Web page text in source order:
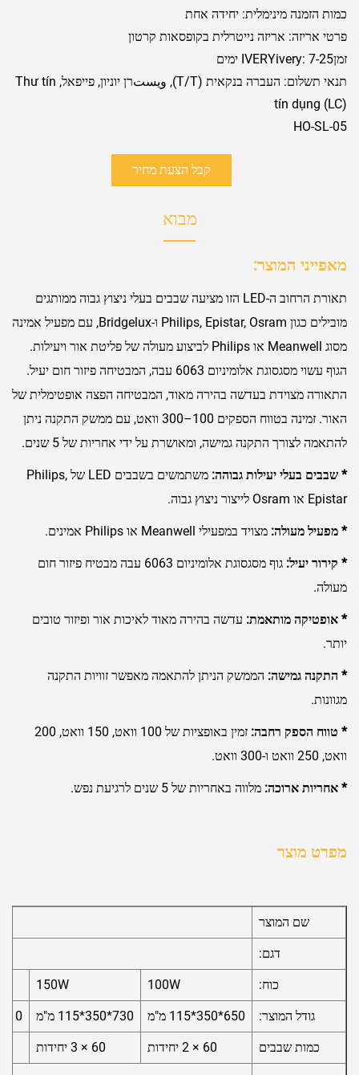
כמות הזמנה מינימלית: יחידה אחת
פרטי אריזה: אריזה נייטרלית בקופסאות קרטון
זמןIVERYivery: 7-25 ימים
תנאי תשלום: העברה בנקאית (T/T), ويستרן יוניון, פייפאל, Thư tín
tín dụng (LC)
HO-SL-05
קבל הצעת מחיר
מבוא
מאפייני המוצר:
תאורת הרחוב ה-LED הזו מציעה שבבים בעלי ניצוץ גבוה ממותגים
מובילים כגון Philips, Epistar, Osram ו-Bridgelux, עם מפעיל אמינה
מסוג Meanwell או Philips לביצוע מעולה של פליטת אור ויעילות.
הגוף עשוי מסגסוגת אלומיניום 6063 עבה, המבטיחה פיזור חום יעיל.
התאורה מצוידת בעדשה בהירה מאוד, המבטיחה הפצה אופטימלית של
האור. זמינה בטווח הספקים 100–300 וואט, עם ממשק התקנה ניתן
להתאמה לצורך התקנה גמישה, ומאושרת על ידי אחריות של 5 שנים.
* שבבים בעלי יעילות גבוהה:
משתמשים בשבבים LED של Philips,
Epistar או Osram לייצור ניצוץ גבוה.
* מפעיל מעולה: מצויד במפעילי Meanwell או Philips אמינים.
* קירור יעיל:
גוף מסגסוגת אלומיניום 6063 עבה מבטיח פיזור חום
מעולה.
* אופטיקה מותאמת: עדשה בהירה מאוד לאיכות אור ופיזור טובים
יותר.
* התקנה גמישה: הממשק הניתן להתאמה מאפשר זוויות התקנה
מגוונות.
* טווח הספק רחבה:
זמין באופציות של 100 וואט, 150 וואט, 200
וואט, 250 וואט ו-300 וואט.
* אחריות ארוכה: מלווה באחריות של 5 שנים לרגיעת נפש.
מפרט מוצר
שם המוצר
דגם:
כוח: 100W
150W
גודל המוצר: 650*350*115 מ"מ 730*350*115 מ"מ 810*350*115 מ"מ
כמות שבבים 60 × 2 יחידות 60 × 3 יחידות